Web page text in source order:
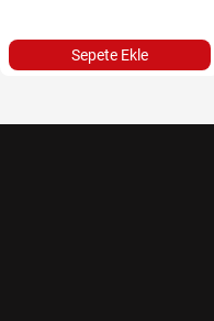
Sepete Ekle